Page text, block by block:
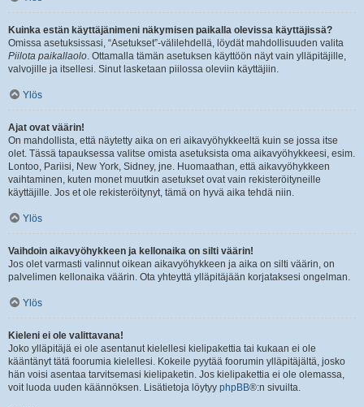
Kuinka estän käyttäjänimeni näkymisen paikalla olevissa käyttäjissä?
Omissa asetuksissasi, “Asetukset”-välilehdellä, löydät mahdollisuuden valita
Piilota paikallaolo. Ottamalla tämän asetuksen käyttöön näyt vain ylläpitäjille,
valvojille ja itsellesi. Sinut lasketaan piilossa oleviin käyttäjiin.
Ylös
Ajat ovat väärin!
On mahdollista, että näytetty aika on eri aikavyöhykkeeltä kuin se jossa itse
olet. Tässä tapauksessa valitse omista asetuksista oma aikavyöhykkeesi, esim.
Lontoo, Pariisi, New York, Sidney, jne. Huomaathan, että aikavyöhykkeen
vaihtaminen, kuten monet muutkin asetukset ovat vain rekisteröityneille
käyttäjille. Jos et ole rekisteröitynyt, tämä on hyvä aika tehdä niin.
Ylös
Vaihdoin aikavyöhykkeen ja kellonaika on silti väärin!
Jos olet varmasti valinnut oikean aikavyöhykkeen ja aika on silti väärin, on
palvelimen kellonaika väärin. Ota yhteyttä ylläpitäjään korjataksesi ongelman.
Ylös
Kieleni ei ole valittavana!
Joko ylläpitäjä ei ole asentanut kielellesi kielipakettia tai kukaan ei ole
kääntänyt tätä foorumia kielellesi. Kokeile pyytää foorumin ylläpitäjältä, josko
hän voisi asentaa tarvitsemasi kielipaketin. Jos kielipakettia ei ole olemassa,
voit luoda uuden käännöksen. Lisätietoja löytyy phpBB®:n sivuilta.